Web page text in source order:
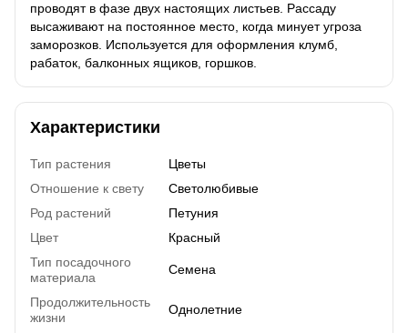
проводят в фазе двух настоящих листьев. Рассаду
высаживают на постоянное место, когда минует угроза
заморозков. Используется для оформления клумб,
рабаток, балконных ящиков, горшков.
Характеристики
Тип растения
Цветы
Отношение к свету
Светолюбивые
Род растений
Петуния
Цвет
Красный
Тип посадочного
материала
Семена
Продолжительность
жизни
Однолетние